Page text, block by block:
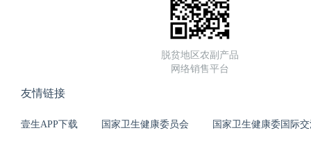
脱贫地区农副产品
网络销售平台
友情链接
壹生APP下载 国家卫生健康委员会 国家卫生健康委国际